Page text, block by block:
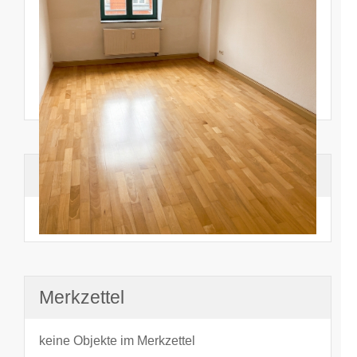
Suchhistorie
noch nichts angesehen
Merkzettel
keine Objekte im Merkzettel